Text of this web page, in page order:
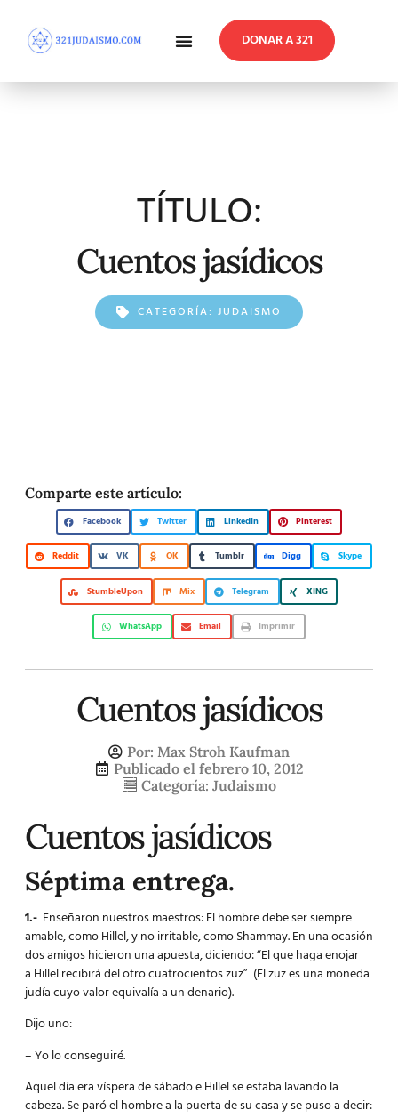
DONAR A 321
TÍTULO:
Cuentos jasídicos
CATEGORÍA: JUDAISMO
Comparte este artículo:
Facebook Twitter LinkedIn Pinterest
Reddit VK OK Tumblr Digg Skype
StumbleUpon Mix Telegram XING
WhatsApp Email Imprimir
Cuentos jasídicos
Por: Max Stroh Kaufman
Publicado el febrero 10, 2012
Categoría: Judaismo
Cuentos jasídicos
Séptima entrega.
1.- Enseñaron nuestros maestros: El hombre debe ser siempre
amable, como Hillel, y no irritable, como Shammay. En una ocasión
dos amigos hicieron una apuesta, diciendo: “El que haga enojar
a Hillel recibirá del otro cuatrocientos zuz” (El zuz es una moneda
judía cuyo valor equivalía a un denario).
Dijo uno:
– Yo lo conseguiré.
Aquel día era víspera de sábado e Hillel se estaba lavando la
cabeza. Se paró el hombre a la puerta de su casa y se puso a decir: